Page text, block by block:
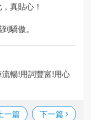
真貼心！
驕傲。
暢!用詞豐富!用心
一篇 下一篇